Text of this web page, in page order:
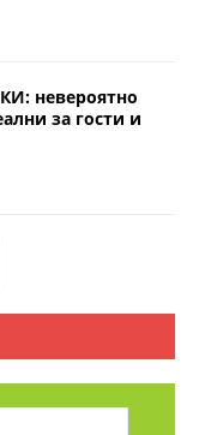
невероятно
за гости и